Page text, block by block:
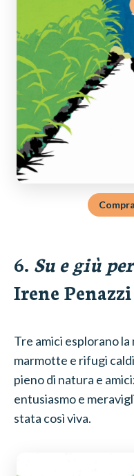
6. Su e giù
Irene Penazzi
Tre amici esplorano
marmotte e rifugi
pieno di natura e
entusiasmo e
stata così viva.